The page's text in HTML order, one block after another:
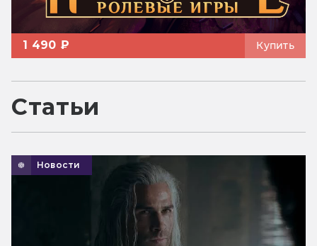
1 490 ₽ Купить
Статьи
Новости